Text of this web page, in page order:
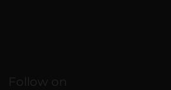
Follow on